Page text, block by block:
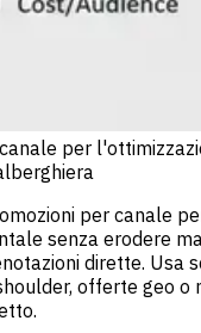
per
per canale
senza erodere
dirette. Usa
offerte geo o